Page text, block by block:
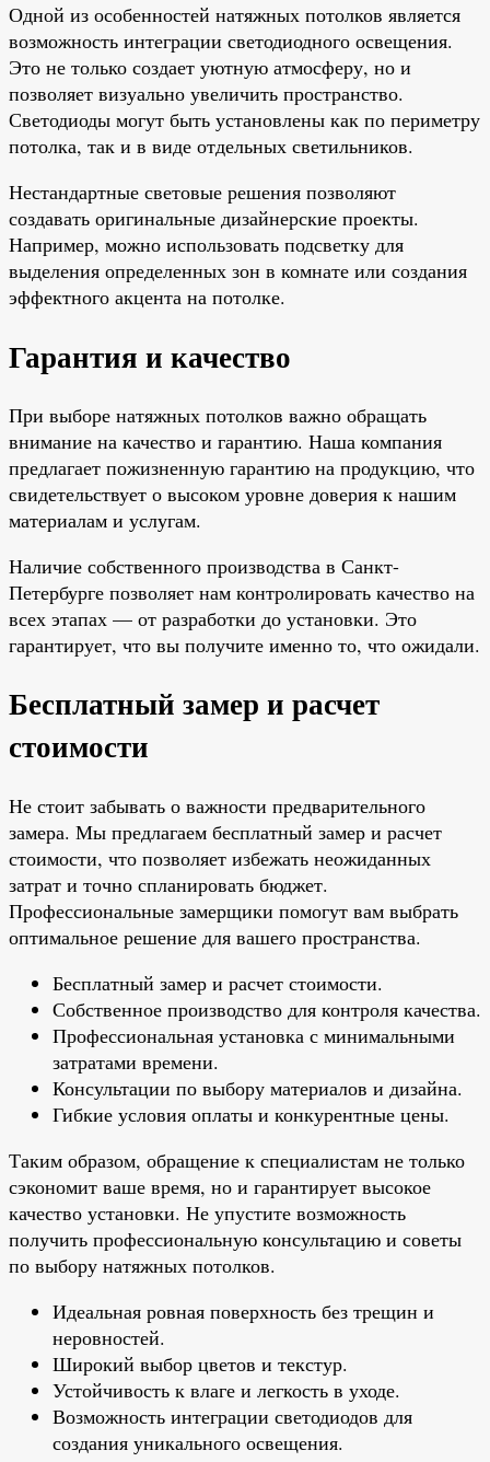
Одной из особенностей натяжных потолков является
возможность интеграции светодиодного освещения.
Это не только создает уютную атмосферу, но и
позволяет визуально увеличить пространство.
Светодиоды могут быть установлены как по периметру
потолка, так и в виде отдельных светильников.
Нестандартные световые решения позволяют
создавать оригинальные дизайнерские проекты.
Например, можно использовать подсветку для
выделения определенных зон в комнате или создания
эффектного акцента на потолке.
Гарантия и качество
При выборе натяжных потолков важно обращать
внимание на качество и гарантию. Наша компания
предлагает пожизненную гарантию на продукцию, что
свидетельствует о высоком уровне доверия к нашим
материалам и услугам.
Наличие собственного производства в Санкт-
Петербурге позволяет нам контролировать качество на
всех этапах — от разработки до установки. Это
гарантирует, что вы получите именно то, что ожидали.
Бесплатный замер и расчет
стоимости
Не стоит забывать о важности предварительного
замера. Мы предлагаем бесплатный замер и расчет
стоимости, что позволяет избежать неожиданных
затрат и точно спланировать бюджет.
Профессиональные замерщики помогут вам выбрать
оптимальное решение для вашего пространства.
Бесплатный замер и расчет стоимости.
Собственное производство для контроля качества.
Профессиональная установка с минимальными
затратами времени.
Консультации по выбору материалов и дизайна.
Гибкие условия оплаты и конкурентные цены.
Таким образом, обращение к специалистам не только
сэкономит ваше время, но и гарантирует высокое
качество установки. Не упустите возможность
получить профессиональную консультацию и советы
по выбору натяжных потолков.
Идеальная ровная поверхность без трещин и
неровностей.
Широкий выбор цветов и текстур.
Устойчивость к влаге и легкость в уходе.
Возможность интеграции светодиодов для
создания уникального освещения.